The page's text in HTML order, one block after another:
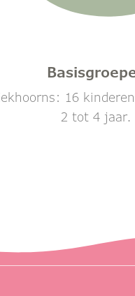
16
2 tot 4 jaar.